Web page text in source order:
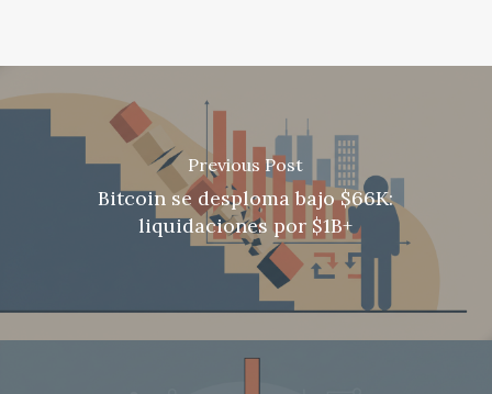
Previous Post
Bitcoin se desploma bajo $66K:
liquidaciones por $1B+